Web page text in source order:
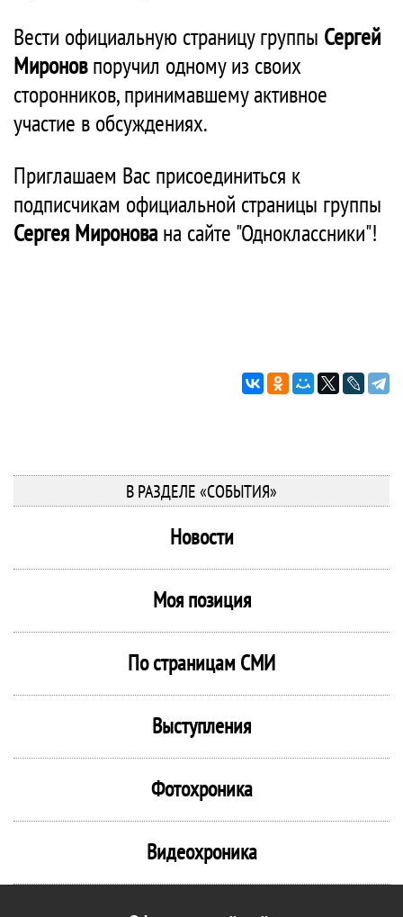
Вести официальную страницу группы Сергей
Мироновпоручил одному из своих
сторонников, принимавшему активное
участие в обсуждениях.
Приглашаем Вас присоединиться к
подписчикам официальной страницы группы
Сергея Миронована сайте "Одноклассники"!
В РАЗДЕЛЕ «СОБЫТИЯ»
Новости
Моя позиция
По страницам СМИ
Выступления
Фотохроника
Видеохроника